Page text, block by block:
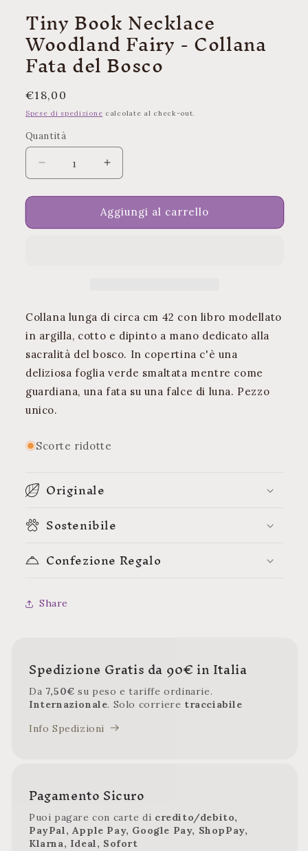
multimediali
in
finestra
modale
Tiny Book Necklace
Woodland Fairy - Collana
Fata del Bosco
Prezzo
di
€18,00
Spese di spedizione calcolate al check-out.
Quantità
Quantità
Diminuisci
quantità
per
Book
Fata
Bosco
Aumenta
quantità
per
Tiny
Book
Fata
Bosco
Aggiungi al carrello
Collana lunga di circa cm 42 con libro modellato
in argilla, cotto e dipinto a mano dedicato alla
sacralità del bosco. In copertina c'è una
deliziosa foglia verde smaltata mentre come
guardiana, una fata su una falce di luna. Pezzo
unico.
Scorte ridotte
Originale
Sostenibile
Confezione Regalo
Share
Spedizione Gratis da 90€ in Italia
Da 7,50€su peso e tariffe ordinarie.
Internazionale. Solo corriere tracciabile
Info Spedizioni
Pagamento Sicuro
Puoi pagare con carte di credito/debito,
PayPal, Apple Pay, Google Pay, ShopPay,
Klarna, Ideal, Sofort